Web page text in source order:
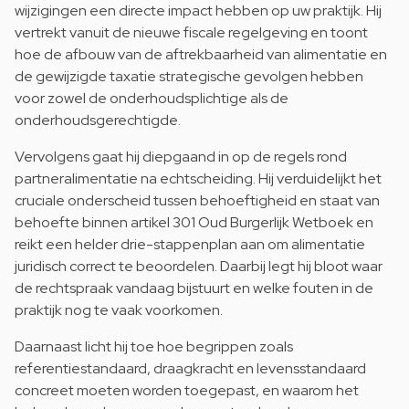
wijzigingen een directe impact hebben op uw praktijk. Hij
vertrekt vanuit de nieuwe fiscale regelgeving en toont
hoe de afbouw van de aftrekbaarheid van alimentatie en
de gewijzigde taxatie strategische gevolgen hebben
voor zowel de onderhoudsplichtige als de
onderhoudsgerechtigde.
Vervolgens gaat hij diepgaand in op de regels rond
partneralimentatie na echtscheiding. Hij verduidelijkt het
cruciale onderscheid tussen behoeftigheid en staat van
behoefte binnen artikel 301 Oud Burgerlijk Wetboek en
reikt een helder drie-stappenplan aan om alimentatie
juridisch correct te beoordelen. Daarbij legt hij bloot waar
de rechtspraak vandaag bijstuurt en welke fouten in de
praktijk nog te vaak voorkomen.
Daarnaast licht hij toe hoe begrippen zoals
referentiestandaard, draagkracht en levensstandaard
concreet moeten worden toegepast, en waarom het